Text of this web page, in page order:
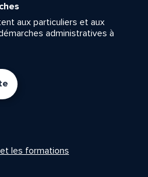
aux particuliers et aux
administratives à
les formations